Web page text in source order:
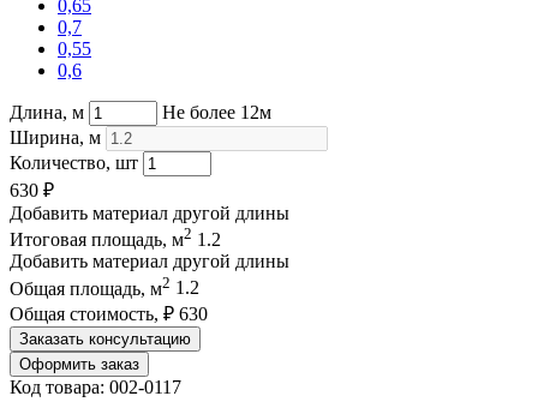
0,65
0,7
0,55
0,6
Длина, м
Не более 12м
Ширина, м
Количество, шт
630 ₽
Добавить материал другой длины
Итоговая площадь, м2 1.2
Добавить материал другой длины
Общая площадь, м2 1.2
Общая стоимость, ₽ 630
Заказать консультацию
Оформить заказ
Код товара: 002-0117